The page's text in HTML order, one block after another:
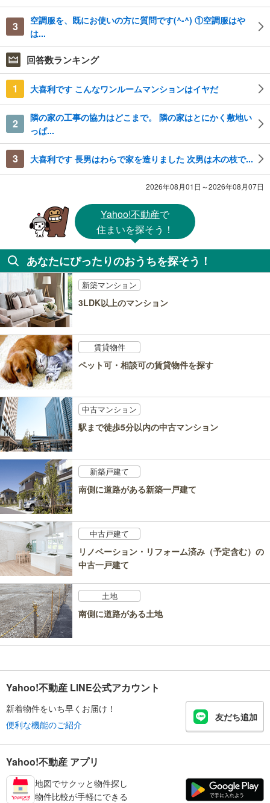
3
空調服を、既にお使いの方に質問です(^-^) ①空調服はや
は...
回答数ランキング
1 大喜利です こんなワンルームマンションはイヤだ
2
隣の家の工事の協力はどこまで。 隣の家はとにかく敷地い
っぱ...
3 大喜利です 長男はわらで家を造りました 次男は木の枝で...
2026年08月01日～2026年08月07日
Yahoo!不動産で
住まいを探そう！
あなたにぴったりのおうちを探そう！
新築マンション
3LDK以上のマンション
賃貸物件
ペット可・相談可の賃貸物件を探す
中古マンション
駅まで徒歩5分以内の中古マンション
新築戸建て
南側に道路がある新築一戸建て
中古戸建て
リノベーション・リフォーム済み（予定含む）の
中古一戸建て
土地
南側に道路がある土地
Yahoo!不動産 LINE公式アカウント
新着物件をいち早くお届け！
便利な機能のご紹介
友だち追加
Yahoo!不動産 アプリ
地図でサクッと物件探し
物件比較が手軽にできる